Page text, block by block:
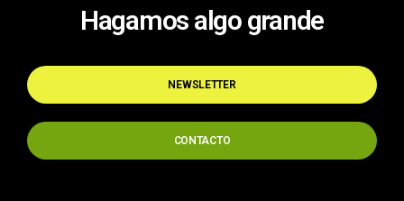
Hagamos algo grande
NEWSLETTER
CONTACTO